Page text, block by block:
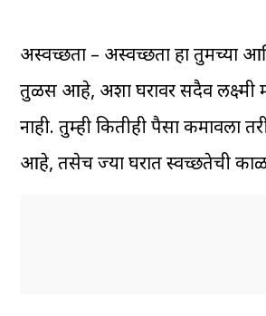
अस्वच्छता – अस्वच्छता हा तुमच्या
तुळस आहे, अशा घरावर सदैव लक्ष्मी
नाही. तुम्ही कितीही पैसा कमावला
आहे, तसेच ज्या घरात स्वच्छतेची